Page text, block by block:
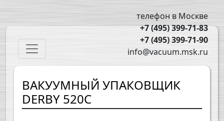
телефон в Москве
+7 (495) 399-71-83
+7 (495) 399-71-90
info@vacuum.msk.ru
Main navigation
ВАКУУМНЫЙ УПАКОВЩИК
DERBY 520C